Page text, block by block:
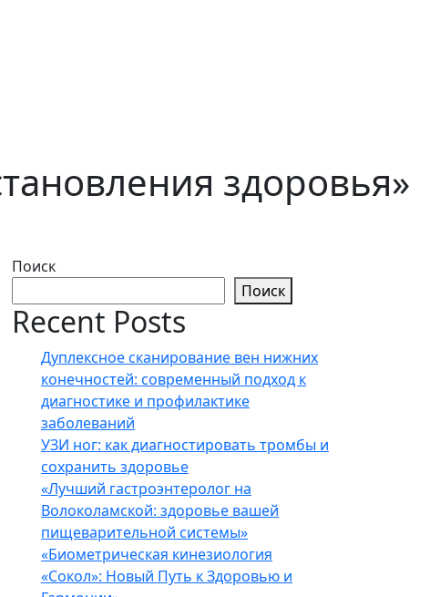
здоровья»
Поиск
Поиск
Recent Posts
Дуплексное сканирование вен нижних
конечностей: современный подход к
диагностике и профилактике
заболеваний
УЗИ ног: как диагностировать тромбы и
сохранить здоровье
«Лучший гастроэнтеролог на
Волоколамской: здоровье вашей
пищеварительной системы»
«Биометрическая кинезиология
«Сокол»: Новый Путь к Здоровью и